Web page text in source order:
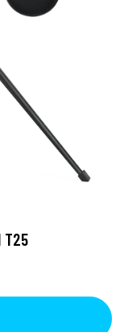
T25